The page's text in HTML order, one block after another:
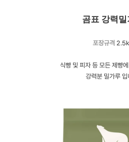
곰표 강력밀
포장규격
식빵 및 피자 등 모든 제빵
강력분 밀가루 입